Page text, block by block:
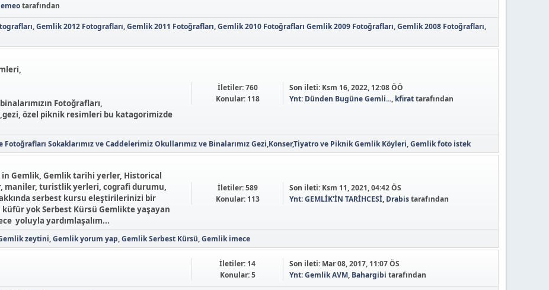
tarafından
Gemlik 2012 Fotografları Gemlik 2011 Fotoğrafları Gemlik 2010 Fotoğrafları Gemlik 2009 Fotoğrafları Gemlik 2008 Fotoğrafları
Fotoğrafları,
özel piknik resimleri bu katagorimizde
İletiler: 760
Konular: 118
Son ileti: Ksm 16, 2022, 12:08 ÖÖ
Ynt: Dünden Bugüne Gemli..., kfirattarafından
Fotoğrafları Sokaklarımız ve CaddelerimizOkullarımız ve BinalarımızGezi,Konser,Tiyatro ve PiknikGemlik Köyleri Gemlik foto istek
Gemlik, Gemlik tarihi yerler, Historical
maniler, turistlik yerleri, cografi durumu,
serbest kursu eleştirilerinizi bir
küfür yok Serbest Kürsü Gemlikte yaşayan
yoluyla yardımlaşalım...
İletiler: 589
Konular: 113
Son ileti: Ksm 11, 2021, 04:42 ÖS
Ynt: GEMLİK'İN TARİHCESİ, Drabistarafından
zeytini Gemlik yorum yap Gemlik Serbest Kürsü Gemlik imece
İletiler: 14
Konular: 5
Son ileti: Mar 08, 2017, 11:07 ÖS
Ynt: Gemlik AVM, Bahargibi tarafından